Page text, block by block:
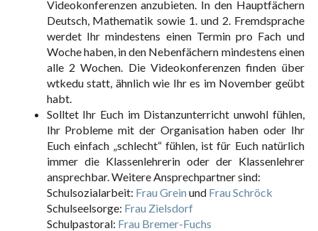
Videokonferenzen anzubieten. In den Hauptfächern
Deutsch, Mathematik sowie 1. und 2. Fremdsprache
werdet Ihr mindestens einen Termin pro Fach und
Woche haben, in den Nebenfächern mindestens einen
alle 2 Wochen. Die Videokonferenzen finden über
wtkedu statt, ähnlich wie Ihr es im November geübt
habt.
Solltet Ihr Euch im Distanzunterricht unwohl fühlen,
Ihr Probleme mit der Organisation haben oder Ihr
Euch einfach „schlecht“ fühlen, ist für Euch natürlich
immer die Klassenlehrerin oder der Klassenlehrer
ansprechbar. Weitere Ansprechpartner sind:
Schulsozialarbeit: Frau Grein und Frau Schröck
Schulseelsorge: Frau Zielsdorf
Schulpastoral: Frau Bremer-Fuchs